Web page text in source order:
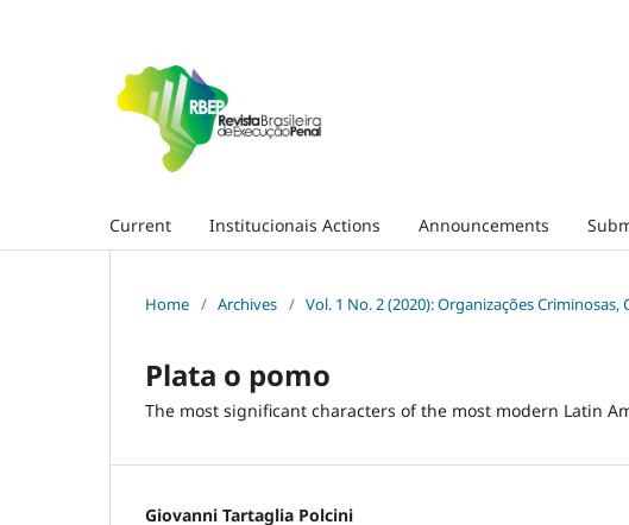
Current Institucionais Actions Announcements
Home / Archives / Vol. 1 No. 2 (2020): Organizações Criminosas,
Plata o pomo
The most significant characters of the most modern Latin
Giovanni Tartaglia Polcini